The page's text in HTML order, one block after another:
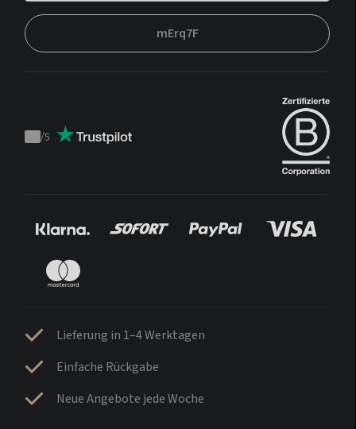
mErq7F
Trustpilot
/5
Lieferung in 1–4 Werktagen
Einfache Rückgabe
Neue Angebote jede Woche